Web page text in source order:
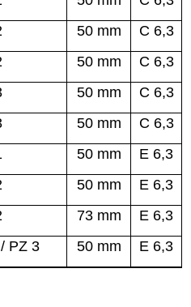
50 mm
C 6,3
50 mm
C 6,3
50 mm
C 6,3
50 mm
C 6,3
50 mm
E 6,3
50 mm
E 6,3
73 mm
E 6,3
PZ 3
50 mm E 6,3